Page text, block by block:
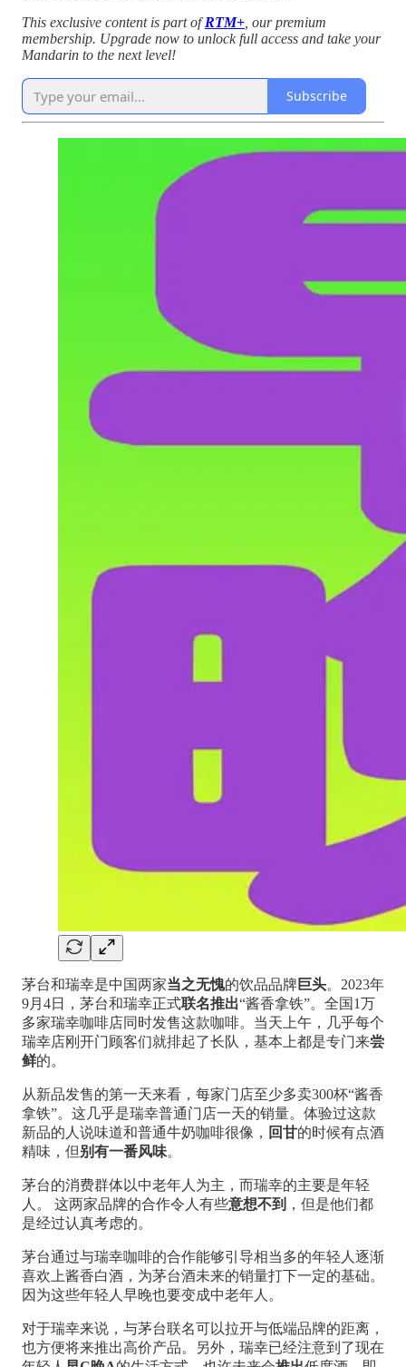
This exclusive content is part ofRTM+ , our premium
membership. Upgrade now to unlock full access and take your
Mandarin to the next level!
Subscribe
茅台和瑞幸是中国两家当之无愧的饮品品牌巨头。2023年
9月4日，茅台和瑞幸正式联名推出“酱香拿铁”。全国1万
多家瑞幸咖啡店同时发售这款咖啡。当天上午，几乎每个
瑞幸店刚开门顾客们就排起了长队，基本上都是专门来尝
鲜的。
从新品发售的第一天来看，每家门店至少多卖300杯“酱香
拿铁”。这几乎是瑞幸普通门店一天的销量。体验过这款
新品的人说味道和普通牛奶咖啡很像， 回甘的时候有点酒
精味，但别有一番风味。
茅台的消费群体以中老年人为主，而瑞幸的主要是年轻
人。 这两家品牌的合作令人有些意想不到 ，但是他们都
是经过认真考虑的。
茅台通过与瑞幸咖啡的合作能够引导相当多的年轻人逐渐
喜欢上酱香白酒，为茅台酒未来的销量打下一定的基础。
因为这些年轻人早晚也要变成中老年人。
对于瑞幸来说，与茅台联名可以拉开与低端品牌的距离，
也方便将来推出高价产品。另外，瑞幸已经注意到了现在